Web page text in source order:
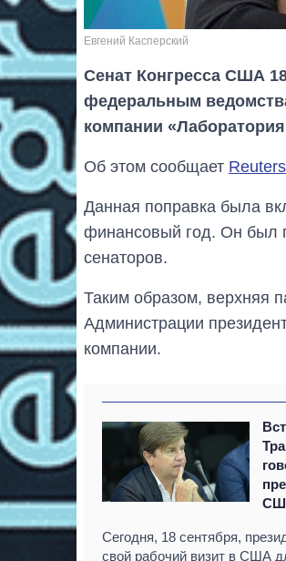
Евгений Касперский
Сенат Конгресса США
федеральным
компании
Об этом сообщает Reuters
Данная поправка была
финансовый год. Он был
сенаторов.
Таким образом, верхняя
Администрации
компании.
Сегодня, 18 сентября,
свой рабочий визит в США